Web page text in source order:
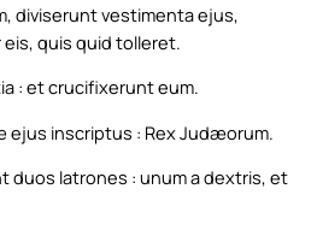
diviserunt vestimenta ejus,
quis quid tolleret.
: et crucifixerunt eum.
ejus inscriptus : Rex Judæorum.
duos latrones : unum a dextris, et